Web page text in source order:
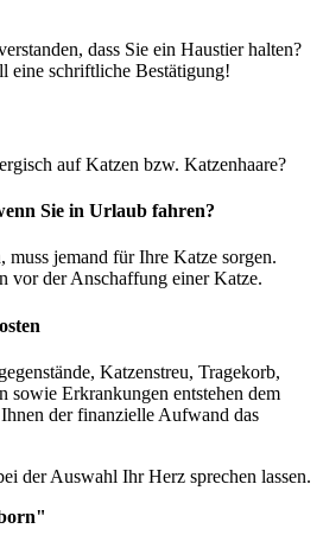
dass Sie ein Haustier halten?
eine schriftliche Bestätigung!
auf Katzen bzw. Katzenhaare?
Sie in Urlaub fahren?
jemand für Ihre Katze sorgen.
vor der Anschaffung einer Katze.
Katzenstreu, Tragekorb,
sowie Erkrankungen entstehen dem
der finanzielle Aufwand das
der Auswahl Ihr Herz sprechen lassen.